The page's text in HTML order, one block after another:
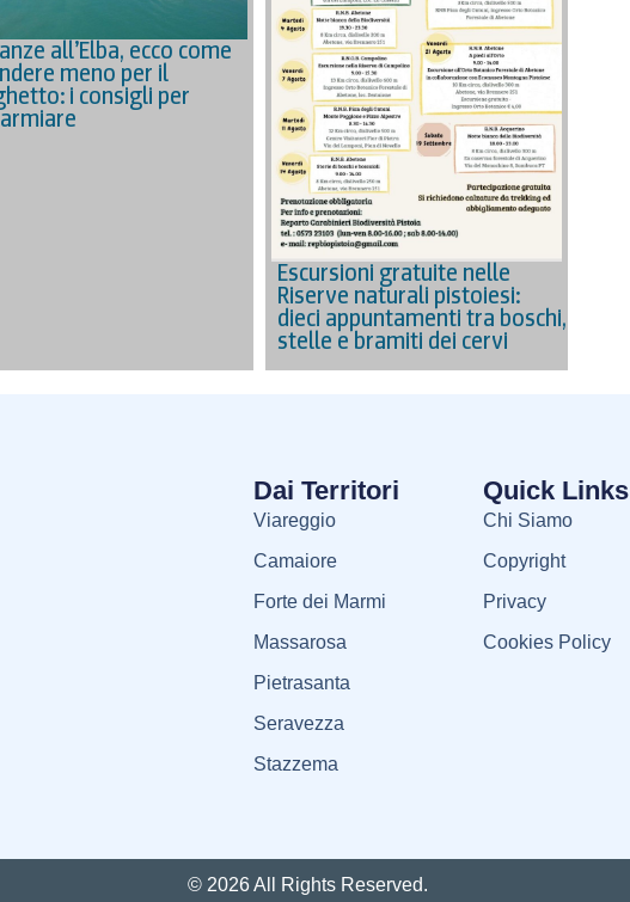
all’Elba, ecco come
meno per il
i consigli per
Escursioni gratuite nelle
Riserve naturali pistoiesi:
dieci appuntamenti tra boschi,
stelle e bramiti dei cervi
Dai Territori
Viareggio
Camaiore
Forte dei Marmi
Massarosa
Pietrasanta
Seravezza
Stazzema
Quick Links
Chi Siamo
Copyright
Privacy
Cookies Policy
© 2026 All Rights Reserved.